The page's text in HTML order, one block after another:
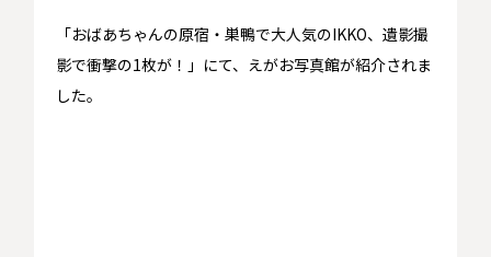
「おばあちゃんの原宿・巣鴨で大人気のIKKO、遺影撮
影で衝撃の1枚が！」にて、えがお写真館が紹介されま
した。